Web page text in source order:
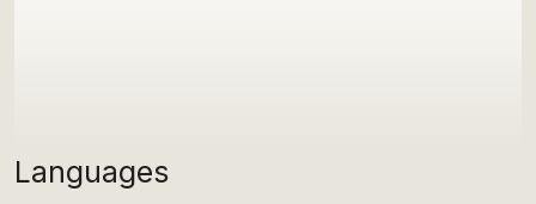
Languages